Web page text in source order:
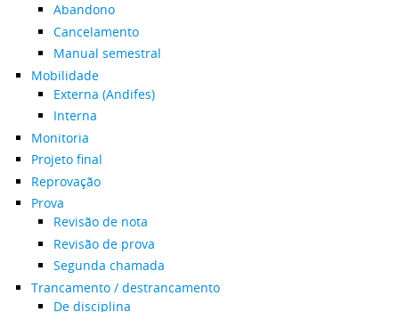
Abandono
Cancelamento
Manual semestral
Mobilidade
Externa (Andifes)
Interna
Monitoria
Projeto final
Reprovação
Prova
Revisão de nota
Revisão de prova
Segunda chamada
Trancamento / destrancamento
De disciplina